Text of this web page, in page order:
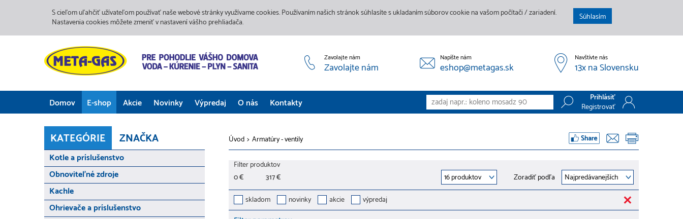
S cieľom uľahčiť užívateľom používať naše webové stránky využívame cookies. Používaním našich stránok súhlasíte s ukladaním súborov cookie na vašom počítači / zariadení.
Nastavenia cookies môžete zmeniť v nastavení vášho prehliadača.
Súhlasím
Zavolajte nám
Zavolajte nám
Napíšte nám
eshop@metagas.sk
Navštívte nás
13x na Slovensku
Domov E-shop Akcie Novinky Výpredaj O nás
Služby
Predajne
Galéria
Kontakty
Prihlásiť
Registrovať
Registrovať
KATEGÓRIE ZNAČKA
Kotle a príslušenstvo
Obnoviteľné zdroje
Kachle
Ohrievače a príslušenstvo
Úvod > Armatúry - ventily
Filter produktov
0 €
317 €
Zoradiť podľa
skladom
novinky akcie výpredaj